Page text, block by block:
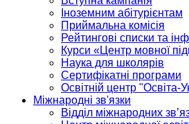
Іноземним абітурієнтам
Приймальна комісія
Рейтингові списки та
Курси «Центр мовної
Наука для школярів
Сертифікатні програми
Освітній центр "Освіта-
Міжнародні зв'язки
Відділ міжнародних